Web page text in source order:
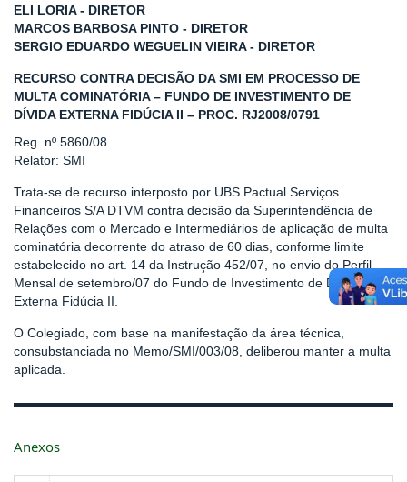
ELI LORIA - DIRETOR
MARCOS BARBOSA PINTO - DIRETOR
SERGIO EDUARDO WEGUELIN VIEIRA - DIRETOR
RECURSO CONTRA DECISÃO DA SMI EM PROCESSO DE
MULTA COMINATÓRIA – FUNDO DE INVESTIMENTO DE
DÍVIDA EXTERNA FIDÚCIA II – PROC. RJ2008/0791
Reg. nº 5860/08
Relator: SMI
Trata-se de recurso interposto por UBS Pactual Serviços
Financeiros S/A DTVM contra decisão da Superintendência de
Relações com o Mercado e Intermediários de aplicação de multa
cominatória decorrente do atraso de 60 dias, conforme limite
estabelecido no art. 14 da Instrução 452/07, no envio do Perfil
Mensal de setembro/07 do Fundo de Investimento de Dívida
Externa Fidúcia II.
O Colegiado, com base na manifestação da área técnica,
consubstanciada no Memo/SMI/003/08, deliberou manter a multa
aplicada.
Anexos